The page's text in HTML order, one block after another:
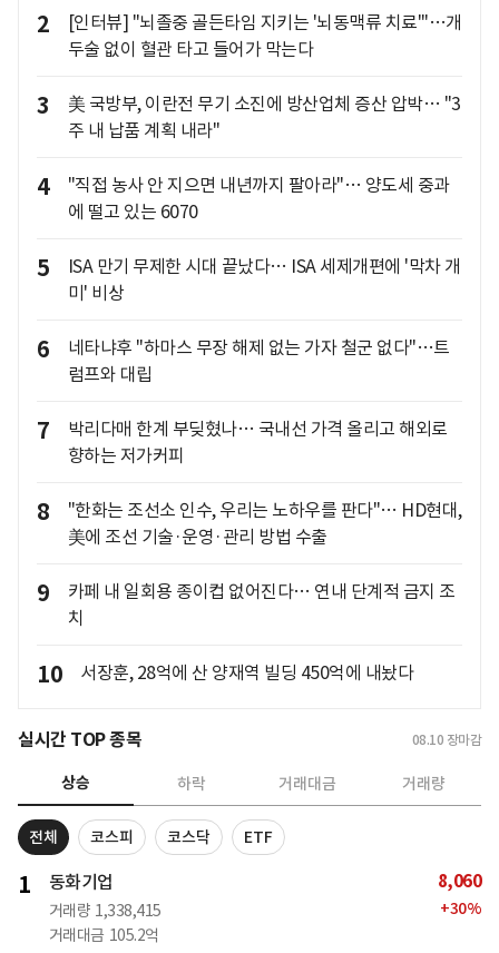
2
[인터뷰] "뇌졸중 골든타임 지키는 '뇌동맥류 치료'"…개
두술 없이 혈관 타고 들어가 막는다
3
美 국방부, 이란전 무기 소진에 방산업체 증산 압박… "3
주 내 납품 계획 내라"
4
"직접 농사 안 지으면 내년까지 팔아라"… 양도세 중과
에 떨고 있는 6070
5
ISA 만기 무제한 시대 끝났다… ISA 세제개편에 '막차 개
미' 비상
6
네타냐후 "하마스 무장 해제 없는 가자 철군 없다"…트
럼프와 대립
7
박리다매 한계 부딪혔나… 국내선 가격 올리고 해외로
향하는 저가커피
8
"한화는 조선소 인수, 우리는 노하우를 판다"… HD현대,
美에 조선 기술·운영·관리 방법 수출
9
카페 내 일회용 종이컵 없어진다… 연내 단계적 금지 조
치
10 서장훈, 28억에 산 양재역 빌딩 450억에 내놨다
실시간 TOP 종목 08.10 장마감
상승 하락 거래대금 거래량
전체 코스피 코스닥 ETF
1 동화기업
거래량 1,338,415
거래대금 105.2억
8,060
+30%